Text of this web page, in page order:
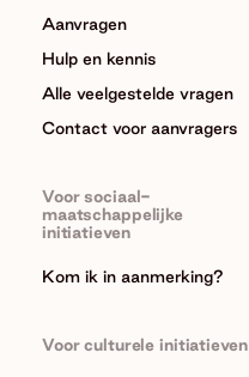
Aanvragen
Hulp en kennis
Alle veelgestelde vragen
Contact voor aanvragers
Voor sociaal-
maatschappelijke
initiatieven
Kom ik in aanmerking?
Voor culturele initiatieven